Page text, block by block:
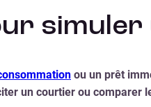
ou un prêt
un courtier ou